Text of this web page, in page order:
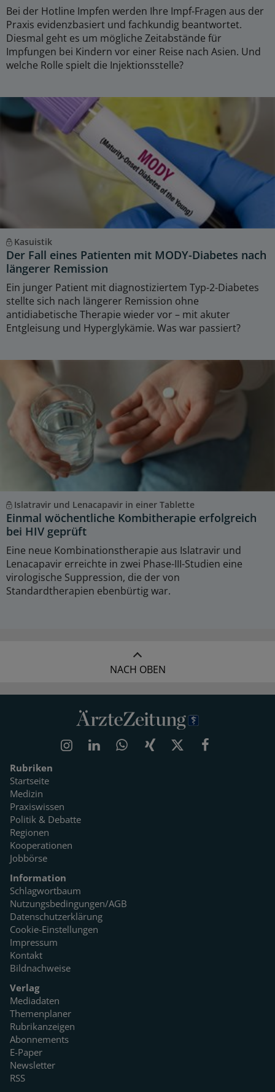
Bei der Hotline Impfen werden Ihre Impf-Fragen aus der
Praxis evidenzbasiert und fachkundig beantwortet.
Diesmal geht es um mögliche Zeitabstände für
Impfungen bei Kindern vor einer Reise nach Asien. Und
welche Rolle spielt die Injektionsstelle?
Kasuistik
Der Fall eines Patienten mit MODY-Diabetes nach
längerer Remission
Ein junger Patient mit diagnostiziertem Typ-2-Diabetes
stellte sich nach längerer Remission ohne
antidiabetische Therapie wieder vor – mit akuter
Entgleisung und Hyperglykämie. Was war passiert?
Islatravir und Lenacapavir in einer Tablette
Einmal wöchentliche Kombitherapie erfolgreich
bei HIV geprüft
Eine neue Kombinationstherapie aus Islatravir und
Lenacapavir erreichte in zwei Phase-III-Studien eine
virologische Suppression, die der von
Standardtherapien ebenbürtig war.
NACH OBEN
Rubriken
Startseite
Medizin
Praxiswissen
Politik & Debatte
Regionen
Kooperationen
Jobbörse
Information
Schlagwortbaum
Nutzungsbedingungen/AGB
Datenschutzerklärung
Cookie-Einstellungen
Impressum
Kontakt
Bildnachweise
Verlag
Mediadaten
Themenplaner
Rubrikanzeigen
Abonnements
E-Paper
Newsletter
RSS